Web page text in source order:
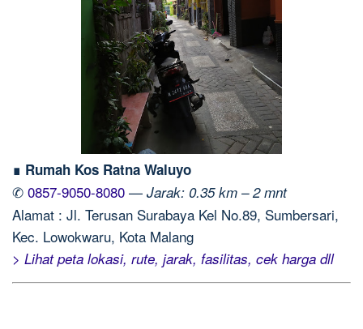
∎ Rumah Kos Ratna Waluyo
✆ 0857-9050-8080 — Jarak: 0.35 km – 2 mnt
Alamat : Jl. Terusan Surabaya Kel No.89, Sumbersari,
Kec. Lowokwaru, Kota Malang
> Lihat peta lokasi, rute, jarak, fasilitas, cek harga dll